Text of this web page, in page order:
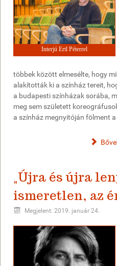
Interjú Ertl Péterrel
többek között elmesélte, hogy
alakították ki a színház tereit,
a budapesti színházak sorába,
meg sem született
a színház megnyitóján fölment
„Újra és újra
ismeretlen, az
Megjelent: 2019. január 24.